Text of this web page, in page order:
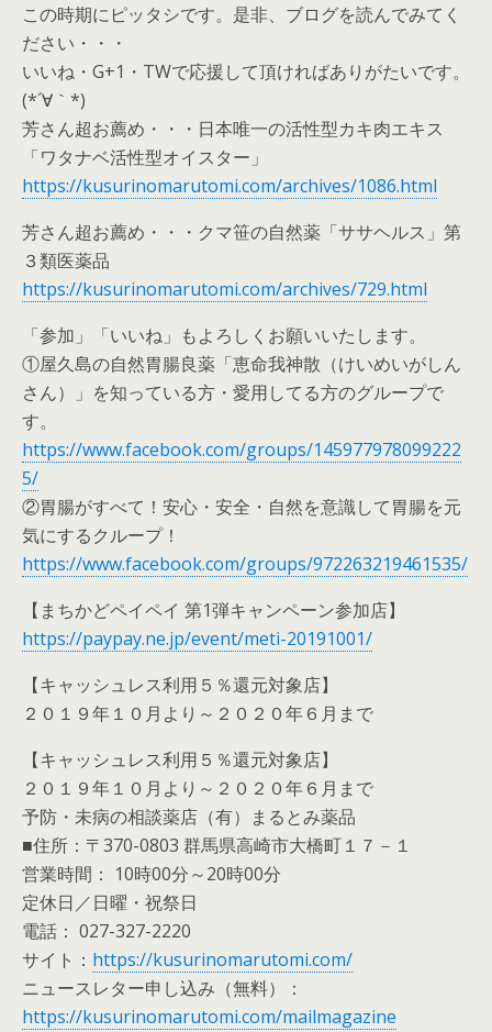
この時期にピッタシです。是非、ブログを読んでみてく
ださい・・・
いいね・G+1・TWで応援して頂ければありがたいです。
(*´∀｀*)
芳さん超お薦め・・・日本唯一の活性型カキ肉エキス
「ワタナベ活性型オイスター」
https://kusurinomarutomi.com/archives/1086.html
芳さん超お薦め・・・クマ笹の自然薬「ササヘルス」第
３類医薬品
https://kusurinomarutomi.com/archives/729.html
「参加」「いいね」もよろしくお願いいたします。
①屋久島の自然胃腸良薬「恵命我神散（けいめいがしん
さん）」を知っている方・愛用してる方のグループで
す。
https://www.facebook.com/groups/145977978099222
5/
②胃腸がすべて！安心・安全・自然を意識して胃腸を元
気にするクループ！
https://www.facebook.com/groups/972263219461535/
【まちかどペイペイ 第1弾キャンペーン参加店】
https://paypay.ne.jp/event/meti-20191001/
【キャッシュレス利用５％還元対象店】
２０１９年１０月より～２０２０年６月まで
【キャッシュレス利用５％還元対象店】
２０１９年１０月より～２０２０年６月まで
予防・未病の相談薬店（有）まるとみ薬品
■住所：〒370-0803 群馬県高崎市大橋町１７－１
営業時間： 10時00分～20時00分
定休日／日曜・祝祭日
電話： 027-327-2220
サイト： https://kusurinomarutomi.com/
ニュースレター申し込み（無料）：
https://kusurinomarutomi.com/mailmagazine